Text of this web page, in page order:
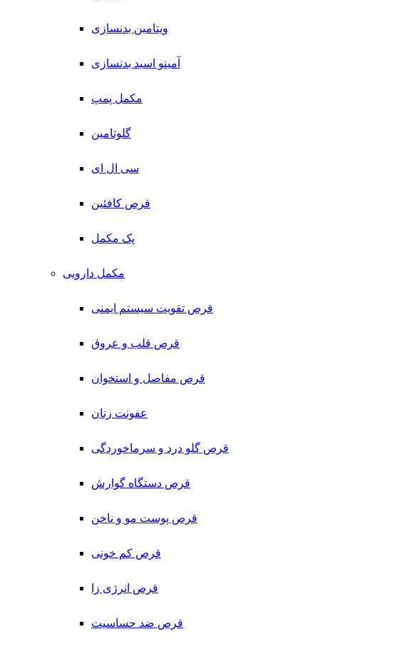
ویتامین بدنسازی
آمینو اسید بدنسازی
مکمل پمپ
گلوتامین
سی ال ای
قرص کافئین
پک مکمل
مکمل دارویی
قرص تقویت سیستم ایمنی
قرص قلب و عروق
قرص مفاصل و استخوان
عفونت زنان
قرص گلو درد و سرماخوردگی
قرص دستگاه گوارش
قرص پوست مو و ناخن
قرص کم خونی
قرص انرژی زا
قرص ضد حساسیت